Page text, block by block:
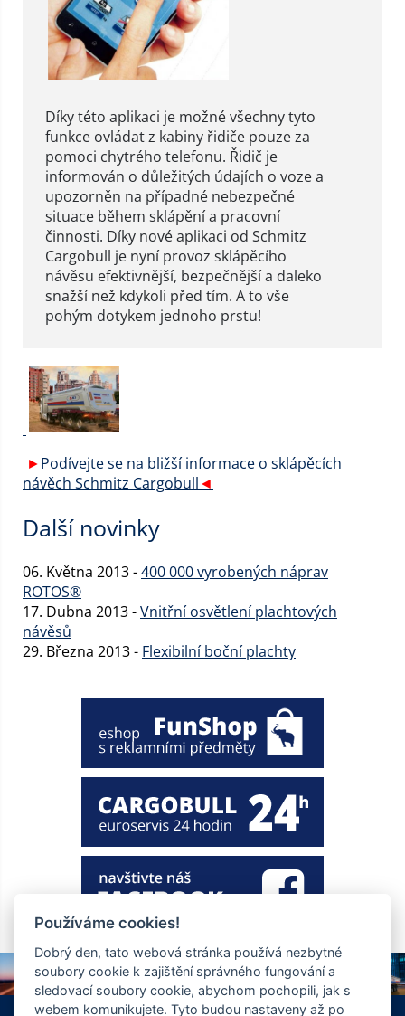
Díky této aplikaci je možné všechny tyto
funkce ovládat z kabiny řidiče pouze za
pomoci chytrého telefonu. Řidič je
informován o důležitých údajích o voze a
upozorněn na případné nebezpečné
situace během sklápění a pracovní
činnosti. Díky nové aplikaci od Schmitz
Cargobull je nyní provoz sklápěcího
návěsu efektivnější, bezpečnější a daleko
snažší než kdykoli před tím. A to vše
pohým dotykem jednoho prstu!
►Podívejte se na bližší informace o sklápěcích
návěch Schmitz Cargobull◄
Další novinky
06. Května 2013 -400 000 vyrobených náprav
ROTOS®
17. Dubna 2013 -Vnitřní osvětlení plachtových
návěsů
29. Března 2013 - Flexibilní boční plachty
Používáme cookies!
Dobrý den, tato webová stránka používá nezbytné
soubory cookie k zajištění správného fungování a
sledovací soubory cookie, abychom pochopili, jak s
webem komunikujete. Tyto budou nastaveny až po